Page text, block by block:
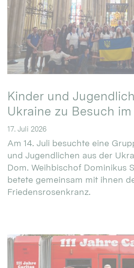
Kinder und
Ukraine zu Besuch
17. Juli 2026
Am 14. Juli besuchte eine
und Jugendlichen aus der
Dom. Weihbischof Dominikus
betete gemeinsam mit ihnen
Friedensrosenkranz.